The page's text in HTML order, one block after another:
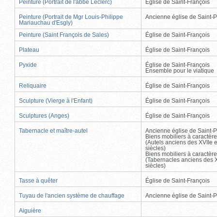
Peinture (Portrait de l'abbé Leclerc) Église de Saint-François
Peinture (Portrait de Mgr Louis-Philippe
Mariauchau d'Esgly)
Ancienne église de Saint-
Peinture (Saint François de Sales) Église de Saint-François
Plateau Église de Saint-François
Pyxide
Église de Saint-François
Ensemble pour le viatique
Reliquaire Église de Saint-François
Sculpture (Vierge à l'Enfant) Église de Saint-François
Sculptures (Anges) Église de Saint-François
Tabernacle et maître-autel
Ancienne église de Saint-
Biens mobiliers à
(Autels anciens des XVIIe
siècles)
Biens mobiliers à
(Tabernacles anciens des
siècles)
Tasse à quêter Église de Saint-François
Tuyau de l'ancien système de chauffage Ancienne église de Saint-
Aiguière